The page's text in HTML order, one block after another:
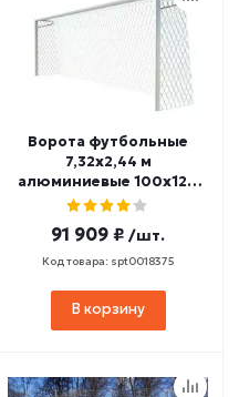
Ворота футбольные
7,32х2,44 м
алюминиевые 100х120
мм стационарные
732-2P)
91 909 ₽ /шт.
Код товара: spt0018375
В корзину